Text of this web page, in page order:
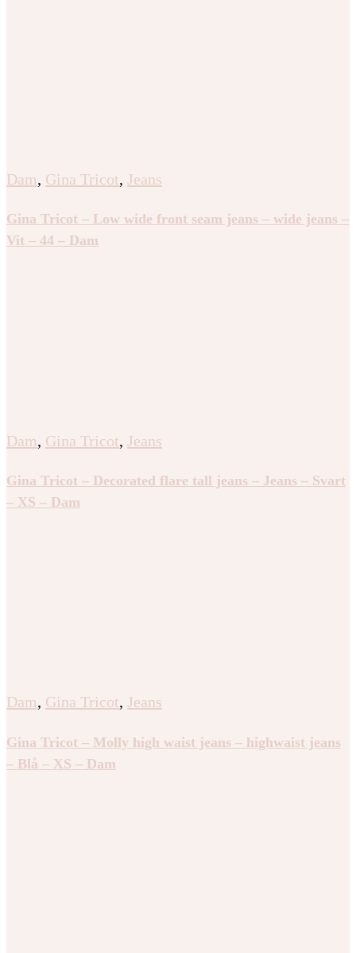
Dam, Gina Tricot, Jeans
Gina Tricot – Low wide front seam jeans – wide jeans –
Vit – 44 – Dam
Dam, Gina Tricot, Jeans
Gina Tricot – Decorated flare tall jeans – Jeans – Svart
– XS – Dam
Dam, Gina Tricot, Jeans
Gina Tricot – Molly high waist jeans – highwaist jeans
– Blå – XS – Dam